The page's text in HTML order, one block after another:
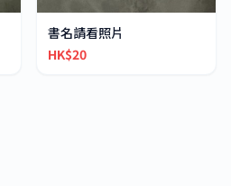
書名請看照片
HK$20